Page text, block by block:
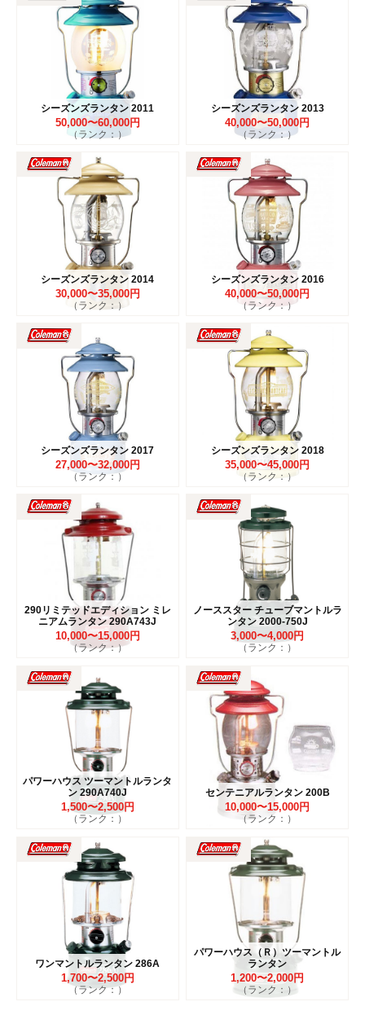
シーズンズランタン 2011
50,000〜60,000円
（ランク：）
シーズンズランタン 2013
40,000〜50,000円
（ランク：）
シーズンズランタン 2014
30,000〜35,000円
（ランク：）
シーズンズランタン 2016
40,000〜50,000円
（ランク：）
シーズンズランタン 2017
27,000〜32,000円
（ランク：）
シーズンズランタン 2018
35,000〜45,000円
（ランク：）
290リミテッドエディション ミレ
ニアムランタン 290A743J
10,000〜15,000円
（ランク：）
ノーススター チューブマントルラ
ンタン 2000-750J
3,000〜4,000円
（ランク：）
パワーハウス ツーマントルランタ
ン 290A740J
1,500〜2,500円
（ランク：）
センテニアルランタン 200B
10,000〜15,000円
（ランク：）
ワンマントルランタン 286A
1,700〜2,500円
（ランク：）
パワーハウス（Ｒ）ツーマントル
ランタン
1,200〜2,000円
（ランク：）